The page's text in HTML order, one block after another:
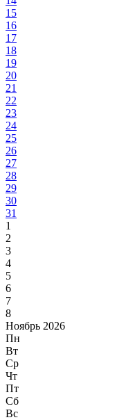
15
16
17
18
19
20
21
22
23
24
25
26
27
28
29
30
31
1
2
3
4
5
6
7
8
Ноябрь 2026
Пн
Вт
Ср
Чт
Пт
Сб
Вс